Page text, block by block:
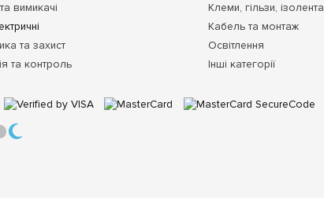
вимикачі
та захист
та контроль
Клеми, гільзи, ізолента
Кабель та монтаж
Освітлення
Інші категорії